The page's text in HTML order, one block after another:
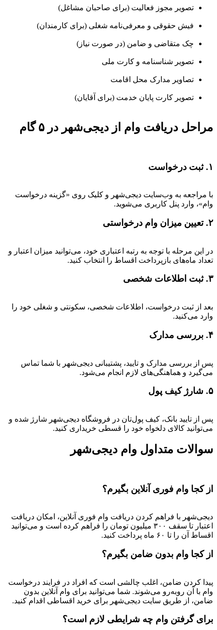
تصویر مجوز فعالیت (برای صاحبان مشاغل)
فیش حقوقی و معرفی‌نامه شغلی (برای کارمندان)
چک متقاضی و ضامن (در صورت نیاز)
تصویر شناسنامه و کارت ملی
تصاویر مدارک محل اقامت
تصویر کارت پایان خدمت (برای آقایان)
مراحل دریافت وام از دیجی‌شهر در ۵ گام
۱. ثبت درخواست
با مراجعه به وب‌سایت دیجی‌شهر و کلیک روی «گزینه درخواست
وام»، وارد پنل کاربری می‌شوید.
۲. تعیین میزان وام درخواستی
در این مرحله با توجه به رتبه اعتباری خود، می‌توانید میزان اعتبار و
تعداد ماه‌های بازپرداخت اقساط را انتخاب کنید.
۳. ثبت اطلاعات شخصی
بعد از ثبت درخواست، اطلاعات شخصی، سکونتی و شغلی خود را
وارد می‌کنید.
۴. بررسی مدارک
پس از بررسی مدارک و تایید، پشتیبانی دیجی‌شهر با شما تماس
می‌گیرد و هماهنگی‌های لازم انجام می‌شود.
۵. شارژ کیف پول
پس از تایید بانک، کیف پول‌تان در فروشگاه دیجی‌شهر شارژ شده و
می‌توانید کالای دلخواه خود را قسطی خریداری کنید.
سوالات متداول وام دیجی‌شهر
از کجا وام فوری آنلاین بگیرم؟
دیجی‌شهر با فراهم کردن دریافت وام فوری آنلاین، امکان دریافت
اعتبار تا سقف ۳۰۰ میلیون تومان را فراهم کرده است و می‌توانید
اقساط آن را تا ۶۰ ماه پرداخت کنید.
از کجا وام بدون ضامن بگیرم؟
پیدا کردن ضامن، اغلب چالشی است که افراد در فرایند درخواست
وام با آن روبه‌رو می‌شوند. شما می‌توانید برای وام آنلاین بدون
ضامن، از طریق سایت دیجی‌شهر برای خرید اقساطی اقدام کنید.
برای گرفتن وام چه شرایطی لازم است؟